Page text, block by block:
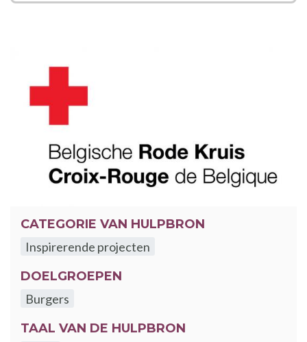
CATEGORIE VAN HULPBRON
Inspirerende projecten
DOELGROEPEN
Burgers
TAAL VAN DE HULPBRON